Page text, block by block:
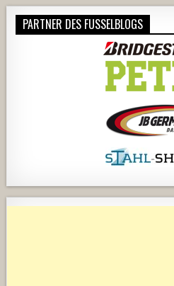
PARTNER DES FUSSELBLOGS